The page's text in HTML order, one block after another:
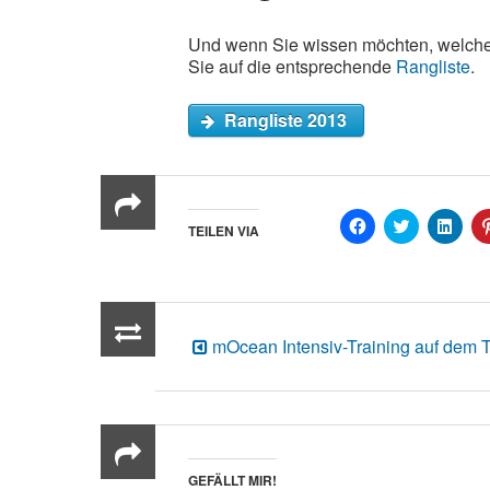
Und wenn Sie wissen möchten,
Sie auf die entsprechende Rangliste.
Rangliste 2013
TEILEN VIA CLICK
TO
IN
WINDOW)
KLICKEN,
UM
(OPENS
NEW
WINDOW)
UM
NEW
mOcean Intensiv-Training auf dem
GEFÄLLT MIR!